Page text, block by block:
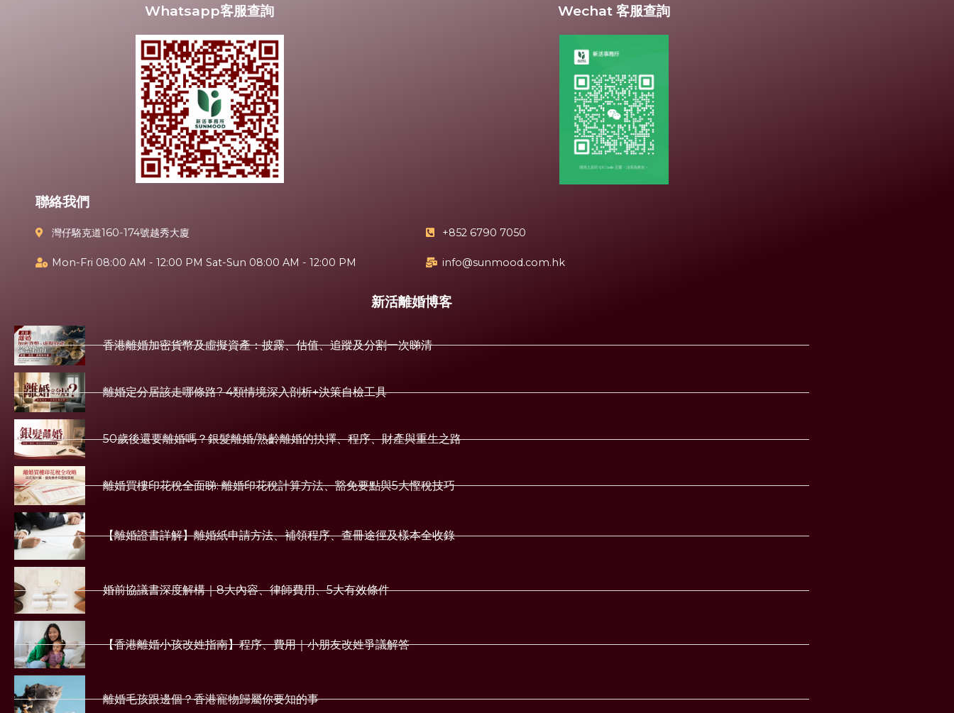
Whatsapp客服查詢 Wechat 客服查詢
聯絡我們
灣仔駱克道160-174號越秀大廈 +852 6790 7050
Mon-Fri 08:00 AM - 12:00 PM Sat-Sun 08:00 AM - 12:00 PM info@sunmood.com.hk
新活離婚博客
香港離婚加密貨幣及虛擬資產：披露、估值、追蹤及分割一次睇清
離婚定分居該走哪條路? 4類情境深入剖析+決策自檢工具
50歲後還要離婚嗎？銀髮離婚/熟齡離婚的抉擇、程序、財產與重生之路
離婚買樓印花稅全面睇: 離婚印花稅計算方法、豁免要點與5大慳稅技巧
【離婚證書詳解】離婚紙申請方法、補領程序、查冊途徑及樣本全收錄
婚前協議書深度解構｜8大內容、律師費用、5大有效條件
【香港離婚小孩改姓指南】程序、費用｜小朋友改姓爭議解答
離婚毛孩跟邊個？香港寵物歸屬你要知的事